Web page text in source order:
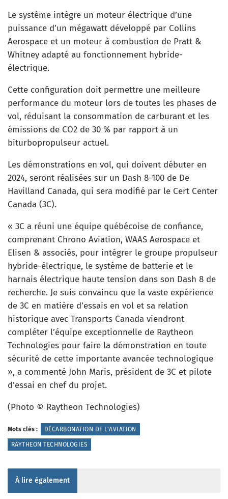
Le système intègre un moteur électrique d’une
puissance d’un mégawatt développé par Collins
Aerospace et un moteur à combustion de Pratt &
Whitney adapté au fonctionnement hybride-
électrique.
Cette configuration doit permettre une meilleure
performance du moteur lors de toutes les phases de
vol, réduisant la consommation de carburant et les
émissions de CO2 de 30 % par rapport à un
biturbopropulseur actuel.
Les démonstrations en vol, qui doivent débuter en
2024, seront réalisées sur un Dash 8-100 de De
Havilland Canada, qui sera modifié par le Cert Center
Canada (3C).
« 3C a réuni une équipe québécoise de confiance,
comprenant Chrono Aviation, WAAS Aerospace et
Elisen & associés, pour intégrer le groupe propulseur
hybride-électrique, le système de batterie et le
harnais électrique haute tension dans son Dash 8 de
recherche. Je suis convaincu que la vaste expérience
de 3C en matière d’essais en vol et sa relation
historique avec Transports Canada viendront
compléter l’équipe exceptionnelle de Raytheon
Technologies pour faire la démonstration en toute
sécurité de cette importante avancée technologique
», a commenté John Maris, président de 3C et pilote
d’essai en chef du projet.
(Photo © Raytheon Technologies)
Mots clés : DÉCARBONATION DE L'AVIATION
RAYTHEON TECHNOLOGIES
À lire également